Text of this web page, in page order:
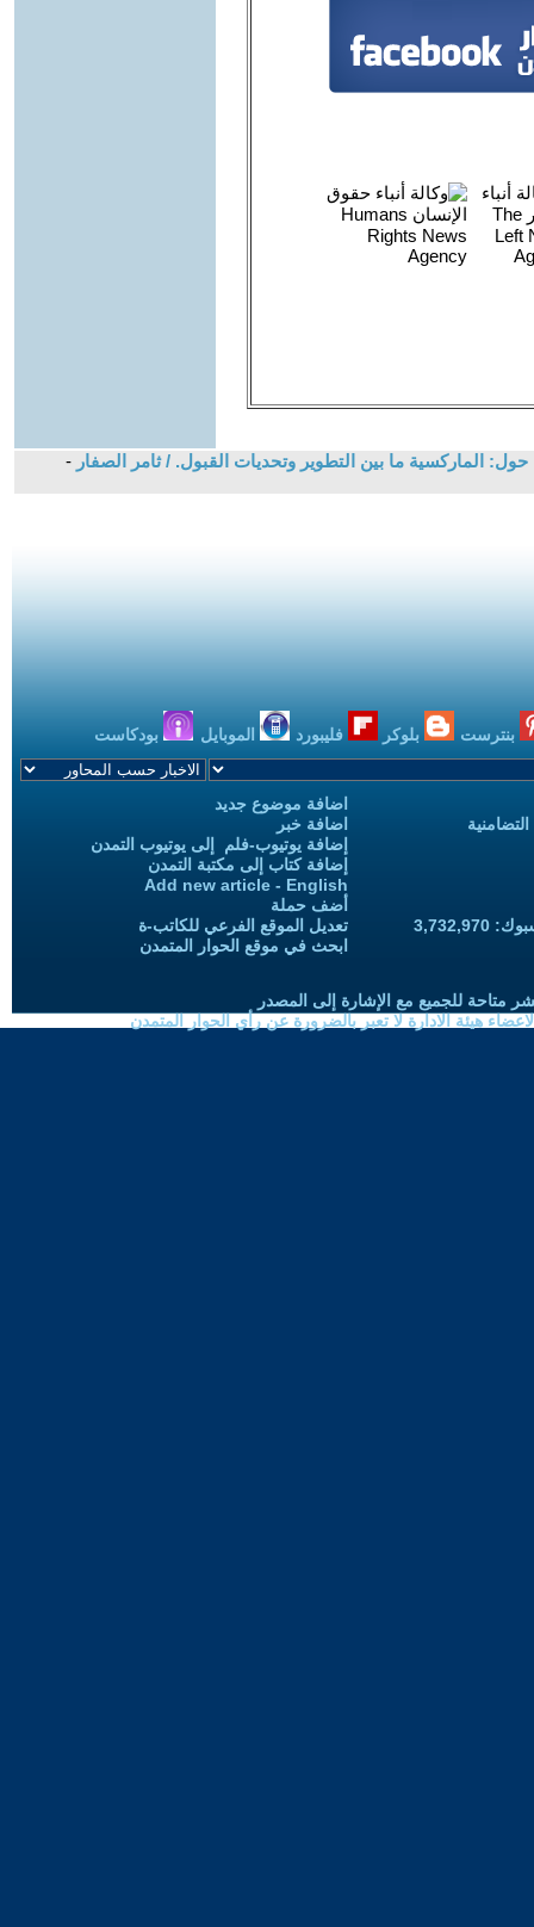
الماركسية ما بين التطوير وتحديات القبول. / ثامر الصفار -
بنترست بلوكر فليبورد الموبايل بودكاست
اضافة موضوع جديد
اضافة خبر
إضافة يوتيوب-فلم إلى يوتيوب التمدن
إضافة كتاب إلى مكتبة التمدن
Add new article - English
أضف حملة
تعديل الموقع الفرعي للكاتب-ة
ابحث في موقع الحوار المتمدن
متاحة للجميع مع الإشارة إلى المصدر
هيئة الادارة لا تعبر بالضرورة عن رأي الحوار المتمدن